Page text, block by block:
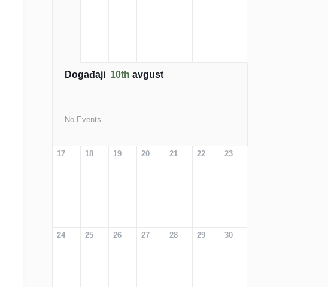
Događaji 10th avgust
No Events
17 18 19 20 21 22 23
24 25 26 27 28 29 30